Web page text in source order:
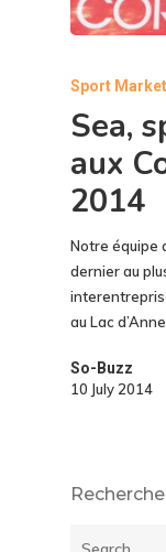
Sport
Sea,
aux
2014
Notre équipe
dernier au
au Lac
So-Buzz
10 July 2014